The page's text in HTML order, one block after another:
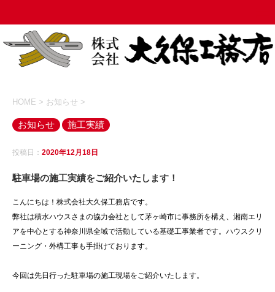
HOME > お知らせ >
お知らせ 施工実績
投稿日： 2020年12月18日
駐車場の施工実績をご紹介いたします！
こんにちは！株式会社大久保工務店です。
弊社は積水ハウスさまの協力会社として茅ヶ崎市に事務所を構え、湘南エリ
アを中心とする神奈川県全域で活動している基礎工事業者です。ハウスクリ
ーニング・外構工事も手掛けております。
今回は先日行った駐車場の施工現場をご紹介いたします。